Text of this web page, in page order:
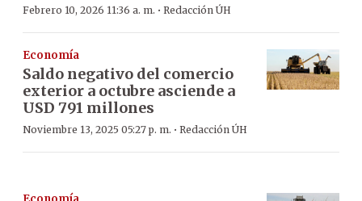
Febrero 10, 2026 11:36 a. m. · Redacción ÚH
Economía
Saldo negativo del comercio
exterior a octubre asciende a
USD 791 millones
Noviembre 13, 2025 05:27 p. m. · Redacción ÚH